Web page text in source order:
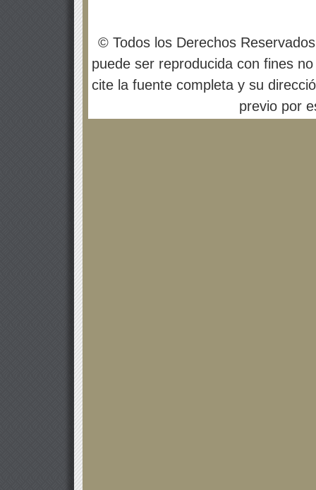
© Todos los Derechos
puede ser reproducida con fines
cite la fuente completa y su
previo por